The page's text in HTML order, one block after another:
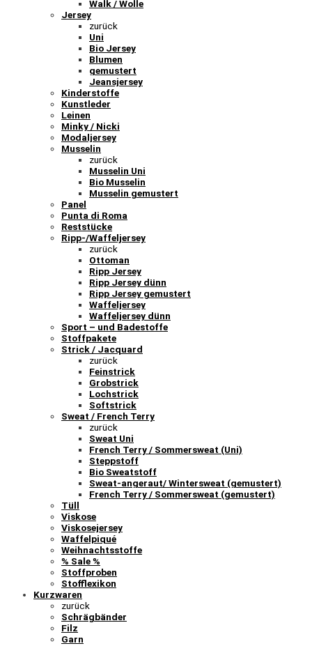
Walk / Wolle
Jersey
zurück
Uni
Bio Jersey
Blumen
gemustert
Jeansjersey
Kinderstoffe
Kunstleder
Leinen
Minky / Nicki
Modaljersey
Musselin
zurück
Musselin Uni
Bio Musselin
Musselin gemustert
Panel
Punta di Roma
Reststücke
Ripp-/Waffeljersey
zurück
Ottoman
Ripp Jersey
Ripp Jersey dünn
Ripp Jersey gemustert
Waffeljersey
Waffeljersey dünn
Sport – und Badestoffe
Stoffpakete
Strick / Jacquard
zurück
Feinstrick
Grobstrick
Lochstrick
Softstrick
Sweat / French Terry
zurück
Sweat Uni
French Terry / Sommersweat (Uni)
Steppstoff
Bio Sweatstoff
Sweat-angeraut/ Wintersweat (gemustert)
French Terry / Sommersweat (gemustert)
Tüll
Viskose
Viskosejersey
Waffelpiqué
Weihnachtsstoffe
% Sale %
Stoffproben
Stofflexikon
Kurzwaren
zurück
Schrägbänder
Filz
Garn